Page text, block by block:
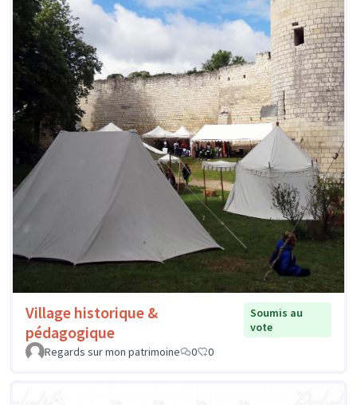
Village historique &
pédagogique
Soumis au
vote
Regards sur mon patrimoine
0 0